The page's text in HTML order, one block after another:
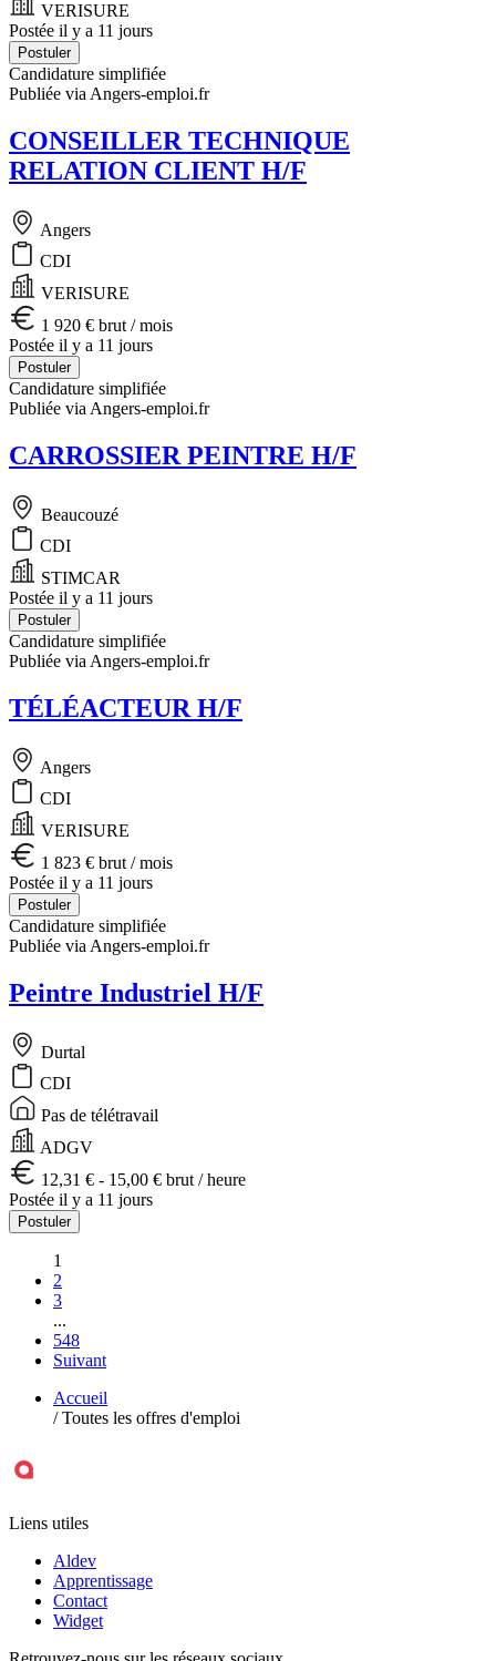
VERISURE
Postée il y a 11 jours
Postuler
Candidature simplifiée
Publiée via Angers-emploi.fr
CONSEILLER TECHNIQUE
RELATION CLIENT H/F
Angers
CDI
VERISURE
1 920 € brut / mois
Postée il y a 11 jours
Postuler
Candidature simplifiée
Publiée via Angers-emploi.fr
CARROSSIER PEINTRE H/F
Beaucouzé
CDI
STIMCAR
Postée il y a 11 jours
Postuler
Candidature simplifiée
Publiée via Angers-emploi.fr
TÉLÉACTEUR H/F
Angers
CDI
VERISURE
1 823 € brut / mois
Postée il y a 11 jours
Postuler
Candidature simplifiée
Publiée via Angers-emploi.fr
Peintre Industriel H/F
Durtal
CDI
Pas de télétravail
ADGV
12,31 € - 15,00 € brut / heure
Postée il y a 11 jours
Postuler
1
2
3
...
548
Suivant
Accueil
/ Toutes les offres d'emploi
Liens utiles
Aldev
Apprentissage
Contact
Widget